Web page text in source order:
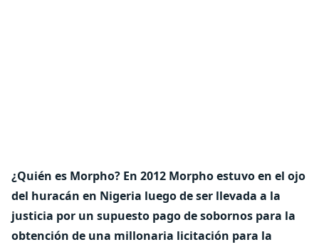
¿Quién es Morpho? En 2012 Morpho estuvo en el ojo
del huracán en Nigeria luego de ser llevada a la
justicia por un supuesto pago de sobornos para la
obtención de una millonaria licitación para la